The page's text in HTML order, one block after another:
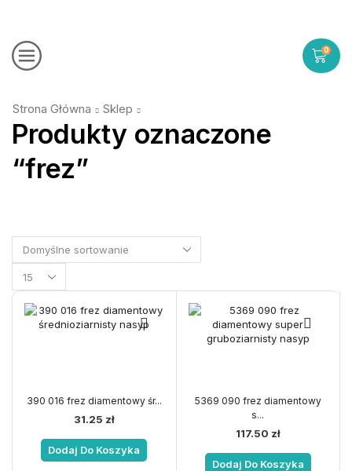
0
Strona Główna Sklep
Produkty oznaczone
“frez”
per
page
390 016 frez diamentowy śr...
31.25 zł
Dodaj Do Koszyka
5369 090 frez diamentowy
s...
117.50 zł
Dodaj Do Koszyka